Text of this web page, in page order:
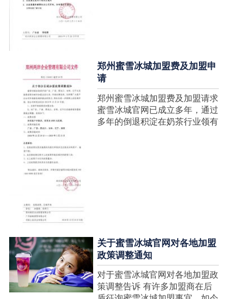
郑州蜜雪冰城加盟费及加盟申
请
郑州蜜雪冰城加盟费及加盟请求
蜜雪冰城官网已成立多年，通过
多年的倒退积淀在奶茶行业领有
关于蜜雪冰城官网对各地加盟
政策调整通知
对于蜜雪冰城官网对各地加盟政
策调整告诉 有许多加盟商在后